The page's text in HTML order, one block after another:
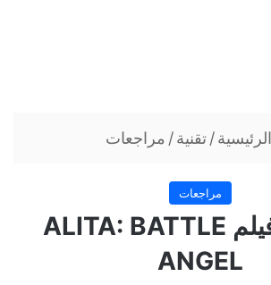
الرئيسية / تقنية / مراجعات
مراجعات
مراجعة فيلم ALITA: BATTLE
ANGEL